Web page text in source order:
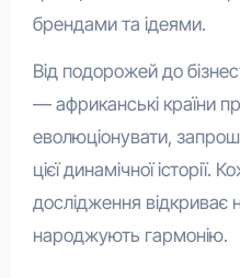
брендами та ідеями.
Від подорожей до
— африканські країни
еволюціонувати,
цієї динамічної
дослідження відкриває
народжують гармонію.